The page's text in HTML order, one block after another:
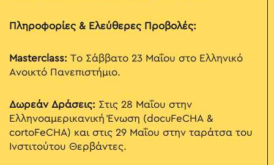
Πληροφορίες & Ελεύθερες Προβολές:
Masterclass: Το Σάββατο 23 Μαΐου στο Ελληνικό
Ανοικτό Πανεπιστήμιο.
Δωρεάν Δράσεις: Στις 28 Μαΐου στην
Ελληνοαμερικανική Ένωση (docuFeCHA &
cortoFeCHA) και στις 29 Μαΐου στην ταράτσα του
Ινστιτούτου Θερβάντες.